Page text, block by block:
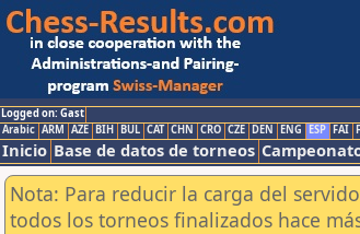
Logged on: Gast
Arabic ARM AZE BIH BUL CAT CHN CRO CZE DEN ENG ESP FAI
Inicio Base de datos de torneos
Nota: Para reducir la carga del
todos los torneos finalizados hace